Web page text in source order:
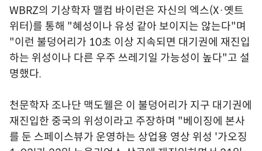
WBRZ의 기상학자 맬컴 바이런은 자신의 엑스(X·옛트
위터)를 통해 "혜성이나 유성 같아 보이지는 않는다"며
"이런 불덩어리가 10초 이상 지속되면 대기권에 재진입
하는 위성이나 다른 우주 쓰레기일 가능성이 높다"고 설
명했다.
천문학자 조나단 맥도웰은 이 불덩어리가 지구 대기권에
재진입한 중국의 위성이라고 주장하며 "베이징에 본사
를 둔 스페이스뷰가 운영하는 상업용 영상 위성 '가오징